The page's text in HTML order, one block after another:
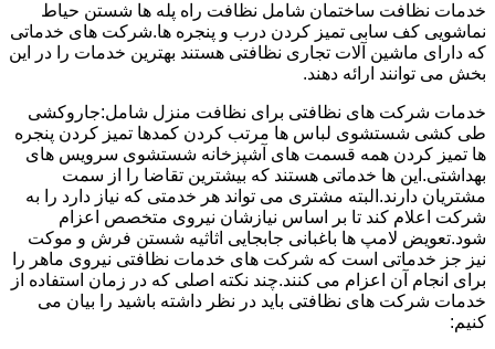
خدمات نظافت ساختمان شامل نظافت راه پله ها شستن حیاط
نماشویی کف سابی تمیز کردن درب و پنجره ها.شرکت های خدماتی
که دارای ماشین آلات تجاری نظافتی هستند بهترین خدمات را در این
بخش می توانند ارائه دهند.
خدمات شرکت های نظافتی برای نظافت منزل شامل:جاروکشی
طی کشی شستشوی لباس ها مرتب کردن کمدها تمیز کردن پنجره
ها تمیز کردن همه قسمت های آشپزخانه شستشوی سرویس های
بهداشتی.این ها خدماتی هستند که بیشترین تقاضا را از سمت
مشتریان دارند.البته مشتری می تواند هر خدمتی که نیاز دارد را به
شرکت اعلام کند تا بر اساس نیازشان نیروی متخصص اعزام
شود.تعویض لامپ ها باغبانی جابجایی اثاثیه شستن فرش و موکت
نیز جز خدماتی است که شرکت های خدمات نظافتی نیروی ماهر را
برای انجام آن اعزام می کنند.چند نکته اصلی که در زمان استفاده از
خدمات شرکت های نظافتی باید در نظر داشته باشید را بیان می
کنیم: